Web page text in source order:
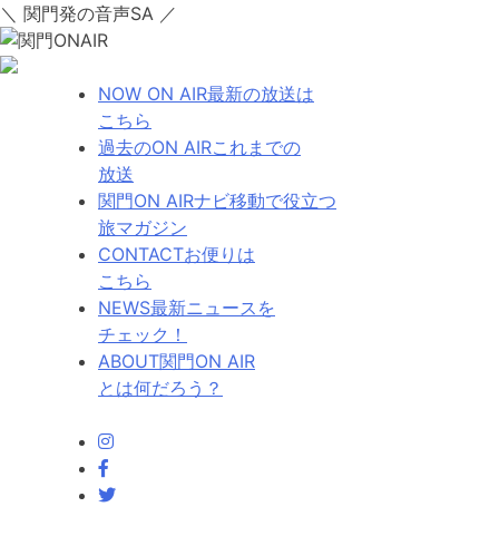
＼ 関門発の音声SA ／
NOW ON AIR最新の放送は
こちら
過去のON AIRこれまでの
放送
関門ON AIRナビ移動で役立つ
旅マガジン
CONTACTお便りは
こちら
NEWS最新ニュースを
チェック！
ABOUT関門ON AIR
とは何だろう？